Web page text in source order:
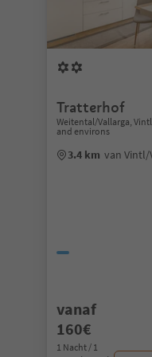
Tratterhof
Weitental/Vallarga,
and environs
3.4 km van Vintl/
vanaf
160€
1 Nacht / 1